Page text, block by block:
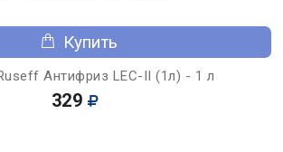
Купить
Антифриз LEC-II (1л) - 1 л
329